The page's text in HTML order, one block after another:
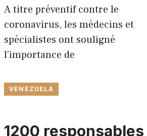
A titre préventif contre le
coronavirus, les médecins et
spécialistes ont souligné
l'importance de
VENEZUELA
1200 responsables